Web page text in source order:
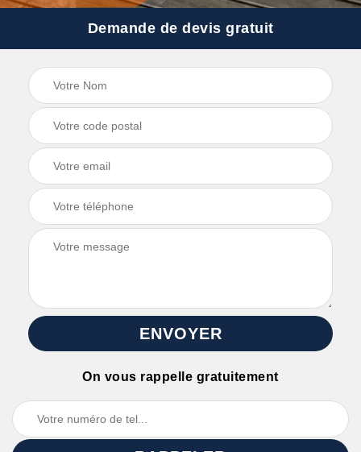
Demande de devis gratuit
On vous rappelle gratuitement